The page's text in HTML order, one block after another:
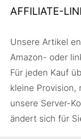
AFFILIATE-
Unsere Artikel
Amazon- oder
Für jeden Kauf
kleine Provision,
unsere Server-
ändert sich für